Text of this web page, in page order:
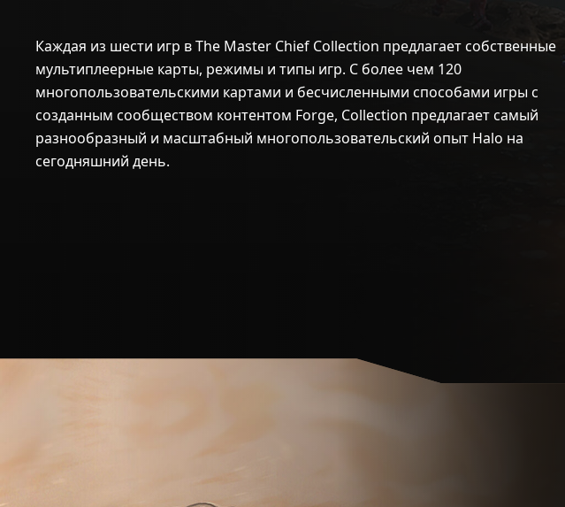
Каждая из шести игр в The Master Chief Collection предлагает собственные
мультиплеерные карты, режимы и типы игр. С более чем 120
многопользовательскими картами и бесчисленными способами игры с
созданным сообществом контентом Forge, Collection предлагает самый
разнообразный и масштабный многопользовательский опыт Halo на
сегодняшний день.